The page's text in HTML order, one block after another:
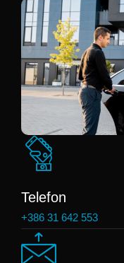
Telefon
+386 31 642 553